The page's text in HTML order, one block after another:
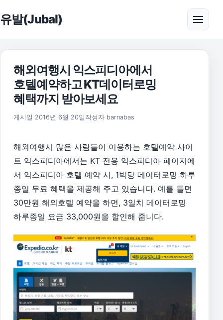
유발(Jubal) 메뉴
해외여행시 익스피디아에서
호텔예약하고 KT데이터로밍
혜택까지 받아보세요
게시일 2016년 6월 20일 2016년 6월 20일
작성자 barnabas
해외여행시 많은 사람들이 이용하는 호텔예약 사이
트 익스피디아에서는 KT 전용 익스피디아 페이지에
서 익스피디아 호텔 예약 시, 1박당 데이터로밍 하루
종일 무료 혜택을 제공해 주고 있습니다. 예를 들면
30만원 해외호텔 예약을 하면, 3일치 데이터로밍
하루종일 요금 33,000원을 할인해 줍니다.